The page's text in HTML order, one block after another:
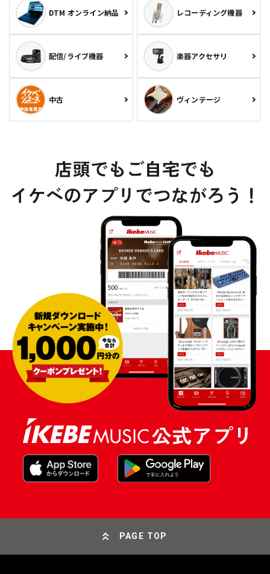
DTM オンライン納品 レコーディング機器
配信/ライブ機器 楽器アクセサリ
中古 ヴィンテージ
PAGE TOP